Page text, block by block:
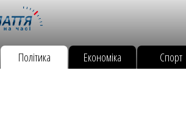
Політика Економіка Спорт